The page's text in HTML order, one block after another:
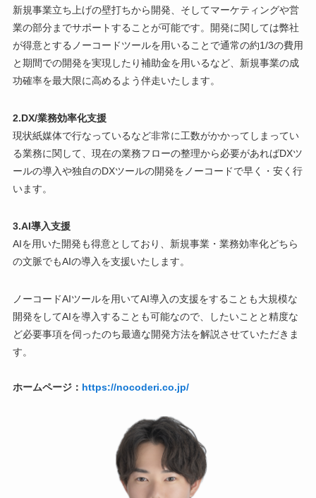
新規事業立ち上げの壁打ちから開発、そしてマーケティングや営
業の部分までサポートすることが可能です。開発に関しては弊社
が得意とするノーコードツールを用いることで通常の約1/3の費用
と期間での開発を実現したり補助金を用いるなど、新規事業の成
功確率を最大限に高めるよう伴走いたします。
2.DX/業務効率化支援
現状紙媒体で行なっているなど非常に工数がかかってしまってい
る業務に関して、現在の業務フローの整理から必要があればDXツ
ールの導入や独自のDXツールの開発をノーコードで早く・安く行
います。
3.AI導入支援
AIを用いた開発も得意としており、新規事業・業務効率化どちら
の文脈でもAIの導入を支援いたします。
ノーコードAIツールを用いてAI導入の支援をすることも大規模な
開発をしてAIを導入することも可能なので、したいことと精度な
ど必要事項を伺ったのち最適な開発方法を解説させていただきま
す。
ホームページ： https://nocoderi.co.jp/